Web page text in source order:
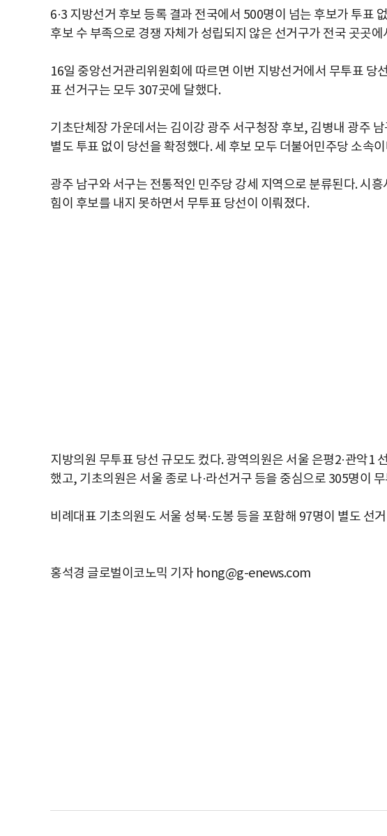
6·3 지방선거 후보 등록 결과 전국에서 500명이 넘는 후보가 투표
후보 수 부족으로 경쟁 자체가 성립되지 않은 선거구가 전국 곳곳
16일 중앙선거관리위원회에 따르면 이번 지방선거에서 무투표 당
표 선거구는 모두 307곳에 달했다.
기초단체장 가운데서는 김이강 광주 서구청장 후보, 김병내 광주
별도 투표 없이 당선을 확정했다. 세 후보 모두 더불어민주당 소속
광주 남구와 서구는 전통적인 민주당 강세 지역으로 분류된다. 시
힘이 후보를 내지 못하면서 무투표 당선이 이뤄졌다.
지방의원 무투표 당선 규모도 컸다. 광역의원은 서울 은평2·관악1
했고, 기초의원은 서울 종로 나·라선거구 등을 중심으로 305명이
비례대표 기초의원도 서울 성북·도봉 등을 포함해 97명이 별도 선
홍석경 글로벌이코노믹 기자 hong@g-enews.com